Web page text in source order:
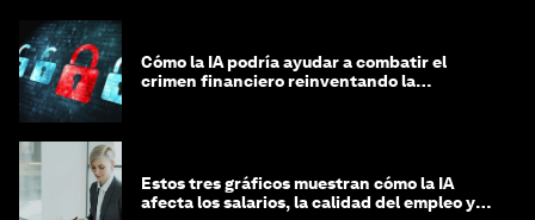
Cómo la IA podría ayudar a combatir el
crimen financiero reinventando la
Estos tres gráficos muestran cómo la IA
afecta los salarios, la calidad del empleo y